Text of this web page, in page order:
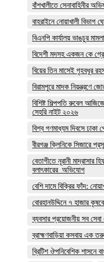
বাঁশখালীতে সেনাবাহিনীর
বাহরাইনে নোয়াখালী বিভাগ
বিএনপি কার্যালয় ভাঙচুর
বিদেশী মদসহ একজন কে
বিয়ের তিন মাসেই গৃহবধূর
বিরামপুরে মাদক নিয়ন্ত্রণে
বিশিষ্ট শিল্পপতি রুবেল
সেহরি নাইট ২০২৬
বিশ্ব গণমাধ্যম দিবসে ঢাকা
বীরগঞ্জ ক্লিনিকে সিজারে
বেতাগীতে নূরানী মাদ্রাসার
বলাৎকারের অভিযোগ
বেশি দামে বিক্রির ফাঁদ:
বোরহানউদ্দিনে ৭ হাজার
ব্যবসার প্রয়োজনীয় সব সেবা
ব্রাহ্মণবাড়িয়া কসবায় এক
ব্রিটিশ ঔপনিবেশিক শাসনে